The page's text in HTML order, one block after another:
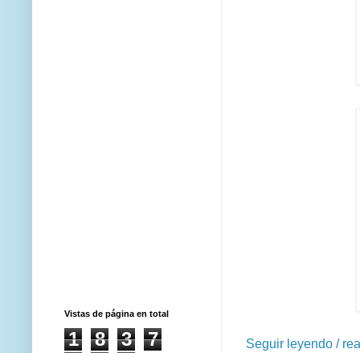
Seguir leyendo /
Vistas de página en total
1 8 3
7